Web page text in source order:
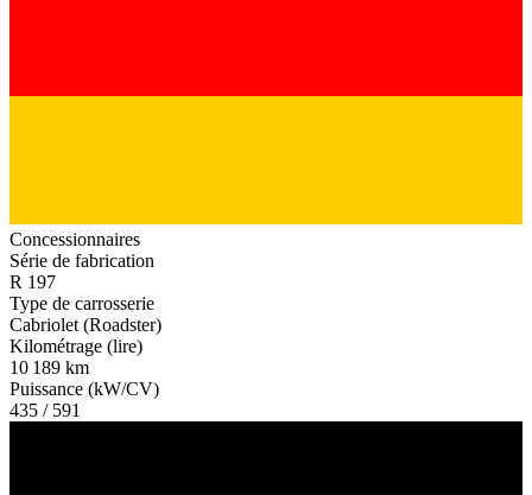
Concessionnaires
Série de fabrication
R 197
Type de carrosserie
Cabriolet (Roadster)
Kilométrage (lire)
10 189 km
Puissance (kW/CV)
435 / 591